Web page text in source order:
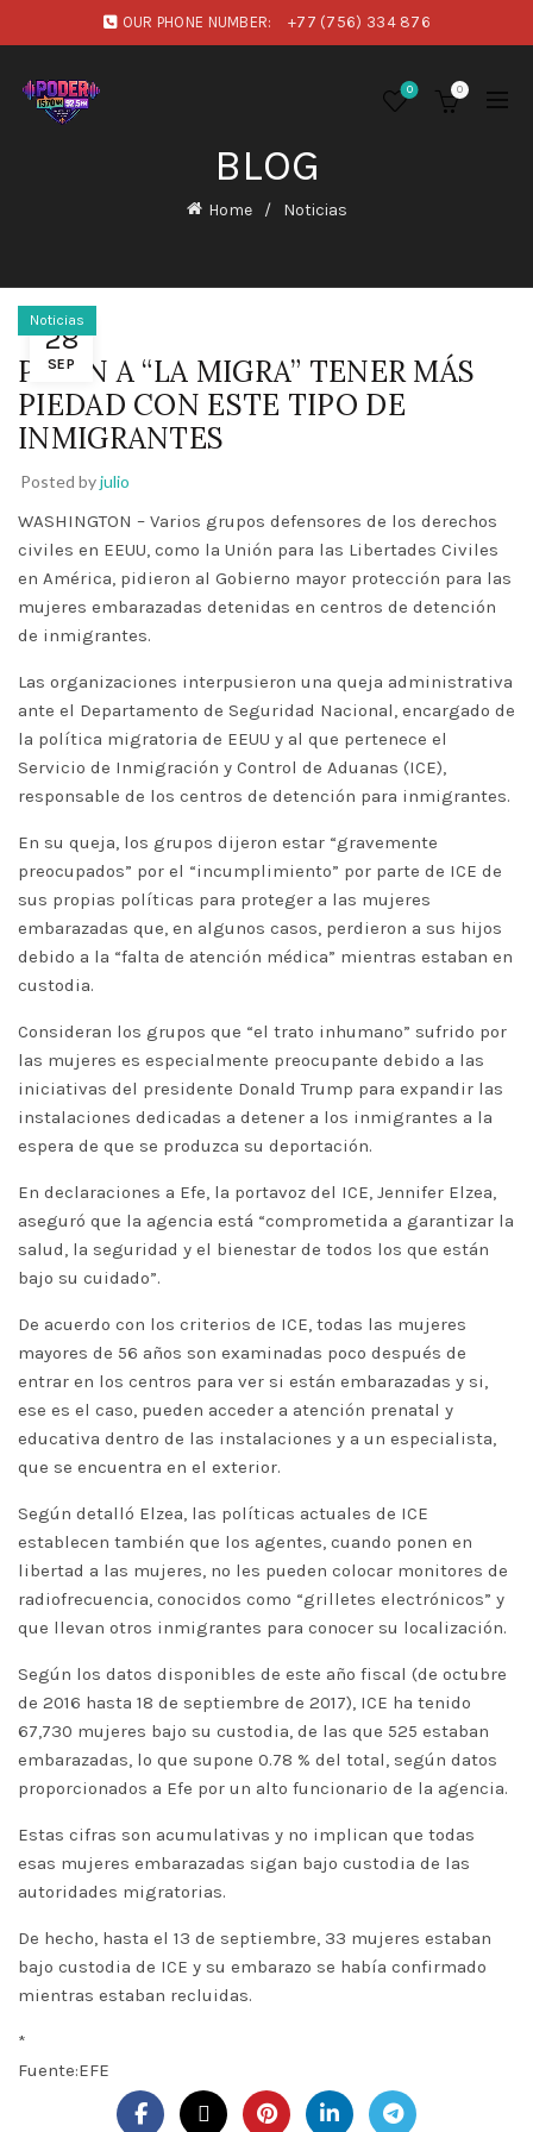
OUR PHONE NUMBER: +77 (756) 334 876
0 0
BLOG
Home Noticias
28
SEP
Noticias
PIDEN A “LA MIGRA” TENER MÁS
PIEDAD CON ESTE TIPO DE
INMIGRANTES
Posted byjulio
WASHINGTON – Varios grupos defensores de los derechos
civiles en EEUU, como la Unión para las Libertades Civiles
en América, pidieron al Gobierno mayor protección para las
mujeres embarazadas detenidas en centros de detención
de inmigrantes.
Las organizaciones interpusieron una queja administrativa
ante el Departamento de Seguridad Nacional, encargado de
la política migratoria de EEUU y al que pertenece el
Servicio de Inmigración y Control de Aduanas (ICE),
responsable de los centros de detención para inmigrantes.
En su queja, los grupos dijeron estar “gravemente
preocupados” por el “incumplimiento” por parte de ICE de
sus propias políticas para proteger a las mujeres
embarazadas que, en algunos casos, perdieron a sus hijos
debido a la “falta de atención médica” mientras estaban en
custodia.
Consideran los grupos que “el trato inhumano” sufrido por
las mujeres es especialmente preocupante debido a las
iniciativas del presidente Donald Trump para expandir las
instalaciones dedicadas a detener a los inmigrantes a la
espera de que se produzca su deportación.
En declaraciones a Efe, la portavoz del ICE, Jennifer Elzea,
aseguró que la agencia está “comprometida a garantizar la
salud, la seguridad y el bienestar de todos los que están
bajo su cuidado”.
De acuerdo con los criterios de ICE, todas las mujeres
mayores de 56 años son examinadas poco después de
entrar en los centros para ver si están embarazadas y si,
ese es el caso, pueden acceder a atención prenatal y
educativa dentro de las instalaciones y a un especialista,
que se encuentra en el exterior.
Según detalló Elzea, las políticas actuales de ICE
establecen también que los agentes, cuando ponen en
libertad a las mujeres, no les pueden colocar monitores de
radiofrecuencia, conocidos como “grilletes electrónicos” y
que llevan otros inmigrantes para conocer su localización.
Según los datos disponibles de este año fiscal (de octubre
de 2016 hasta 18 de septiembre de 2017), ICE ha tenido
67,730 mujeres bajo su custodia, de las que 525 estaban
embarazadas, lo que supone 0.78 % del total, según datos
proporcionados a Efe por un alto funcionario de la agencia.
Estas cifras son acumulativas y no implican que todas
esas mujeres embarazadas sigan bajo custodia de las
autoridades migratorias.
De hecho, hasta el 13 de septiembre, 33 mujeres estaban
bajo custodia de ICE y su embarazo se había confirmado
mientras estaban recluidas.
*
Fuente:EFE